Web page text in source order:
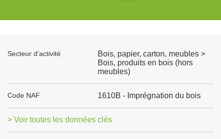
Secteur d'activité
Bois, papier, carton, meubles >
Bois, produits en bois (hors
meubles)
Code NAF 1610B - Imprégnation du bois
> Voir toutes les données clés